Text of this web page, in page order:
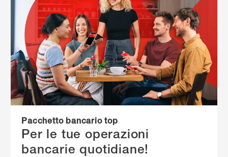
Pacchetto bancario top
Per le tue operazioni
bancarie quotidiane!